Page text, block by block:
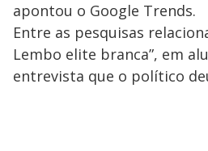
apontou o Google Trends.
Entre as pesquisas
Lembo elite branca”, em
entrevista que o político